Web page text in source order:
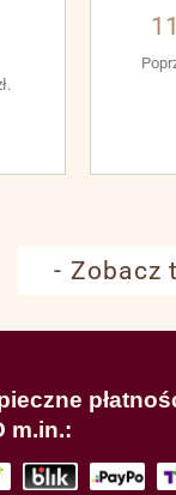
.
- Zobacz
m.in.: